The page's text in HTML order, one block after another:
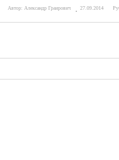
Автор: Александр Граирович 27.09.2014